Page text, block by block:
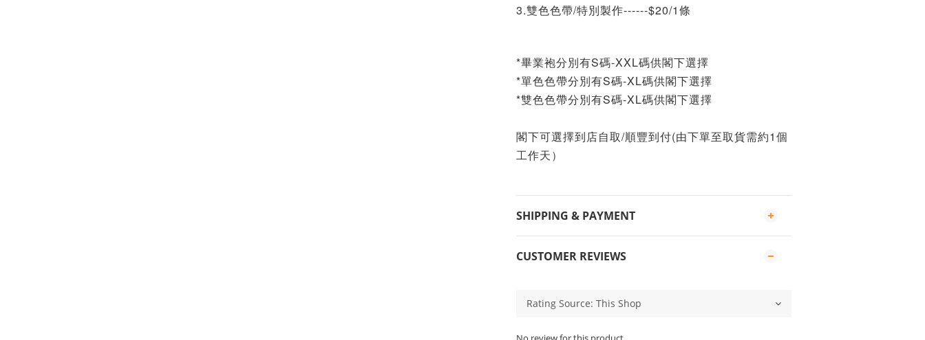
3.雙色色帶/特別製作------$20/1條
*畢業袍分別有S碼-XXL碼供閣下選擇
*單色色帶分別有S碼-XL碼供閣下選擇
*雙色色帶分別有S碼-XL碼供閣下選擇
閣下可選擇到店自取/順豐到付(由下單至取貨需約1個
工作天）
SHIPPING & PAYMENT
CUSTOMER REVIEWS